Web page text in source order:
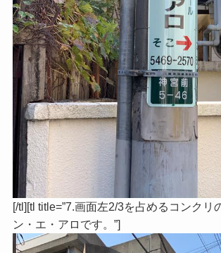
[/tl][tl title=”7.画面左2/3を占めるコンクリ
ン・エ・アロです。”]